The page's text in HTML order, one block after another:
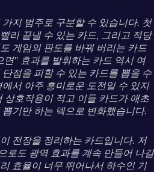
지 범주로 구분할 수 있습니다. 첫
리 끝낼 수 있는 카드, 그리고 적당
게임의 판도를 바꿔 버리는 카드
면" 효과를 발휘하는 카드 역시 여
점을 피할 수 있는 카드를 뽑을 수
서 아주 흥미로운 도전일 수 있지
상호작용이 적고 이들 카드가 애초
기만 하는 덱으로 변화했습니다.
전장을 정리하는 카드입니다. 저
로도 광역 효과를 계속 만들어 나갈
효율이 너무 뛰어나서 하수인 기